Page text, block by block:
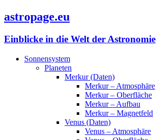
astropage.eu
Einblicke in die Welt der Astronomie
Sonnensystem
Planeten
Merkur (Daten)
Merkur – Atmosphäre
Merkur – Oberfläche
Merkur – Aufbau
Merkur – Magnetfeld
Venus (Daten)
Venus – Atmosphäre